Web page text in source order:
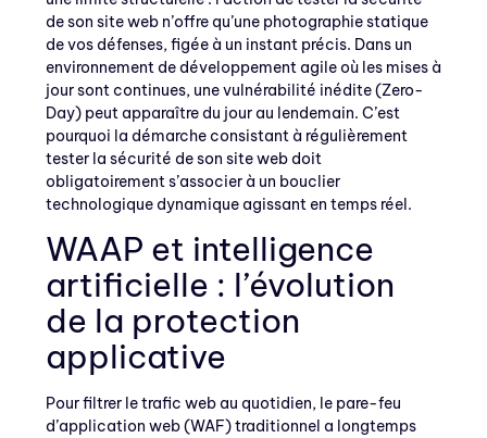
de son site web n’offre qu’une photographie statique
de vos défenses, figée à un instant précis. Dans un
environnement de développement agile où les mises à
jour sont continues, une vulnérabilité inédite (Zero-
Day) peut apparaître du jour au lendemain. C’est
pourquoi la démarche consistant à régulièrement
tester la sécurité de son site web doit
obligatoirement s’associer à un bouclier
technologique dynamique agissant en temps réel.
WAAP et intelligence
artificielle : l’évolution
de la protection
applicative
Pour filtrer le trafic web au quotidien, le pare-feu
d’application web (WAF) traditionnel a longtemps